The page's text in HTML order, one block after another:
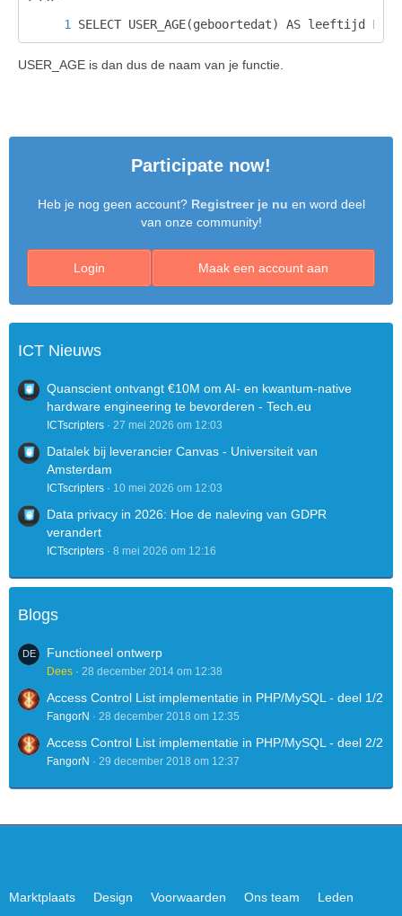
SELECT USER_AGE(geboortedat) AS leeftijd
USER_AGE is dan dus de naam van je functie.
Participate now!
Heb je nog geen account? Registreer je nu en word deel
van onze community!
Maak een account aan
Login
ICT Nieuws
Quanscient ontvangt €10M om AI- en kwantum-native
hardware engineering te bevorderen - Tech.eu
ICTscripters 27 mei 2026 om 12:03
Datalek bij leverancier Canvas - Universiteit van
Amsterdam
ICTscripters 10 mei 2026 om 12:03
Data privacy in 2026: Hoe de naleving van GDPR
verandert
ICTscripters 8 mei 2026 om 12:16
Blogs
Functioneel ontwerp
Dees 28 december 2014 om 12:38
Access Control List implementatie in PHP/MySQL - deel 1/2
FangorN 28 december 2018 om 12:35
Access Control List implementatie in PHP/MySQL - deel 2/2
FangorN 29 december 2018 om 12:37
Marktplaats Design Voorwaarden Ons team Leden